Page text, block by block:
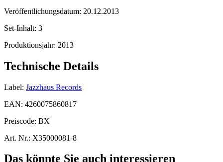
Veröffentlichungsdatum: 20.12.2013
Set-Inhalt: 3
Produktionsjahr: 2013
Technische Details
Label: Jazzhaus Records
EAN: 4260075860817
Preiscode: BX
Art. Nr.: X35000081-8
Das könnte Sie auch interessieren